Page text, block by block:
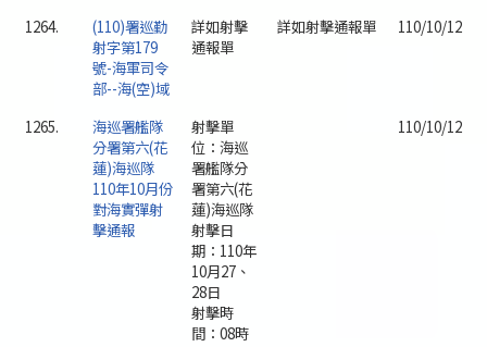
1264.
(110)署巡勤
射字第179
號-海軍司令
部--海(空)域
詳如射擊
通報單
詳如射擊通報單 110/10/12
1265.
海巡署艦隊
分署第六(花
蓮)海巡隊
110年10月份
對海實彈射
擊通報
射擊單
位：海巡
署艦隊分
署第六(花
蓮)海巡隊
射擊日
期：110年
10月27、
28日
射擊時
間：08時
110/10/12